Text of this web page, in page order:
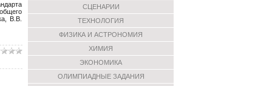
В.В.
СЦЕНАРИИ
ТЕХНОЛОГИЯ
ФИЗИКА И АСТРОНОМИЯ
ХИМИЯ
ЭКОНОМИКА
ОЛИМПИАДНЫЕ ЗАДАНИЯ